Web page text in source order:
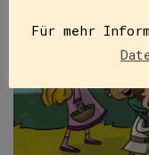
Für mehr